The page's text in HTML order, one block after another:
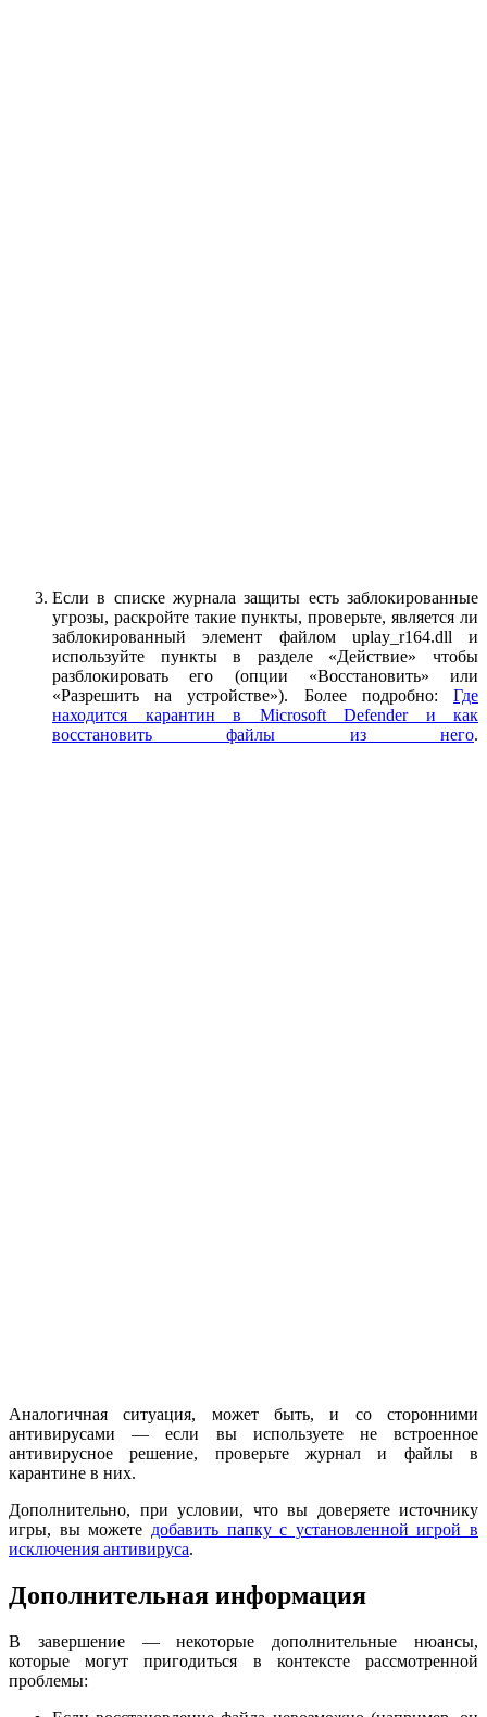
Если в списке журнала защиты есть заблокированные
угрозы, раскройте такие пункты, проверьте, является ли
заблокированный элемент файлом uplay_r164.dll и
используйте пункты в разделе «Действие» чтобы
разблокировать его (опции «Восстановить» или
«Разрешить на устройстве»). Более подробно: Где
находится карантин в Microsoft Defender и как
восстановить файлы из него.
Аналогичная ситуация, может быть, и со сторонними
антивирусами — если вы используете не встроенное
антивирусное решение, проверьте журнал и файлы в
карантине в них.
Дополнительно, при условии, что вы доверяете источнику
игры, вы можете добавить папку с установленной игрой в
исключения антивируса.
Дополнительная информация
В завершение — некоторые дополнительные нюансы,
которые могут пригодиться в контексте рассмотренной
проблемы: